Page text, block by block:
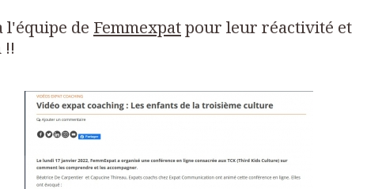
l'équipe de Femmexpatpour leur réactivité et
!!